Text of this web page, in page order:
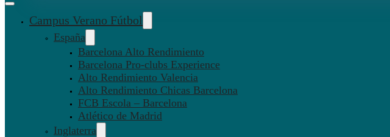
Campus Verano Fútbol
España
Barcelona Alto Rendimiento
Barcelona Pro-clubs Experience
Alto Rendimiento Valencia
Alto Rendimiento Chicas Barcelona
FCB Escola – Barcelona
Atlético de Madrid
Inglaterra